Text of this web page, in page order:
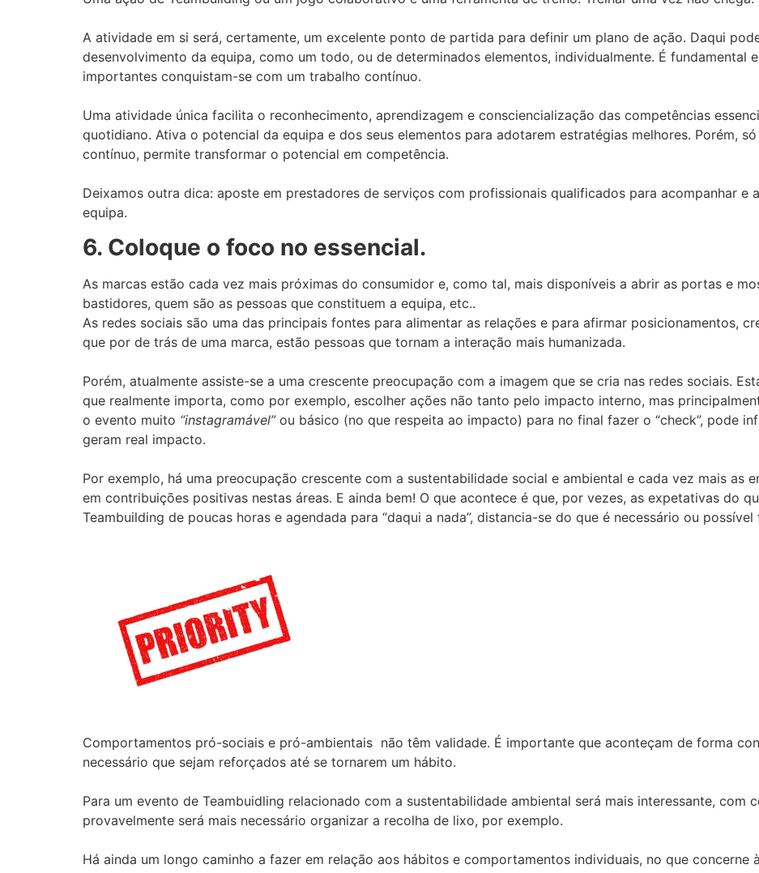
A atividade em si será, certamente, um excelente ponto de partida para definir um plano de ação. Daqui
desenvolvimento da equipa, como um todo, ou de determinados elementos, individualmente. É fundamental
importantes conquistam-se com um trabalho contínuo.
Uma atividade única facilita o reconhecimento, aprendizagem e consciencialização das competências
quotidiano. Ativa o potencial da equipa e dos seus elementos para adotarem estratégias melhores. Porém,
contínuo, permite transformar o potencial em competência.
Deixamos outra dica: aposte em prestadores de serviços com profissionais qualificados para acompanhar e
equipa.
6. Coloque o foco no essencial.
As marcas estão cada vez mais próximas do consumidor e, como tal, mais disponíveis a abrir as portas e
bastidores, quem são as pessoas que constituem a equipa, etc..
As redes sociais são uma das principais fontes para alimentar as relações e para afirmar posicionamentos,
que por de trás de uma marca, estão pessoas que tornam a interação mais humanizada.
Porém, atualmente assiste-se a uma crescente preocupação com a imagem que se cria nas redes sociais.
que realmente importa, como por exemplo, escolher ações não tanto pelo impacto interno, mas
o evento muito “instagramável”ou básico (no que respeita ao impacto) para no final fazer o “check”, pode
geram real impacto.
Por exemplo, há uma preocupação crescente com a sustentabilidade social e ambiental e cada vez mais as
em contribuições positivas nestas áreas. E ainda bem! O que acontece é que, por vezes, as expetativas do
Teambuilding de poucas horas e agendada para “daqui a nada”, distancia-se do que é necessário ou possível
Comportamentos pró-sociais e pró-ambientais não têm validade. É importante que aconteçam de forma
necessário que sejam reforçados até se tornarem um hábito.
Para um evento de Teambuidling relacionado com a sustentabilidade ambiental será mais interessante, com
provavelmente será mais necessário organizar a recolha de lixo, por exemplo.
Há ainda um longo caminho a fazer em relação aos hábitos e comportamentos individuais, no que concerne